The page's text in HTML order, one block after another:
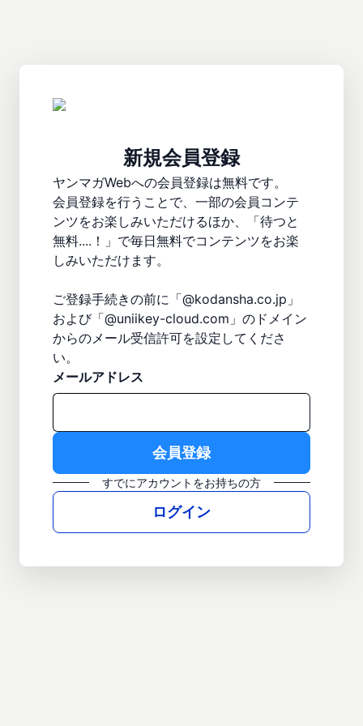
新規会員登録
ヤンマガWebへの会員登録は無料です。
会員登録を行うことで、一部の会員コンテ
ンツをお楽しみいただけるほか、「待つと
無料....！」で毎日無料でコンテンツをお楽
しみいただけます。
ご登録手続きの前に「@kodansha.co.jp」
および「@uniikey-cloud.com」のドメイン
からのメール受信許可を設定してくださ
い。
メールアドレス
すでにアカウントをお持ちの方